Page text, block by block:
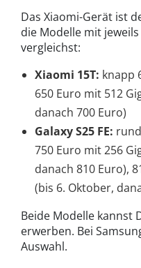
Das Xiaomi-Gerät ist
die Modelle mit
vergleichst:
Xiaomi 15T: knapp
650 Euro mit 512
danach 700 Euro)
Galaxy S25 FE:
750 Euro mit 256
danach 810 Euro),
(bis 6. Oktober,
Beide Modelle kannst
erwerben. Bei
Auswahl.